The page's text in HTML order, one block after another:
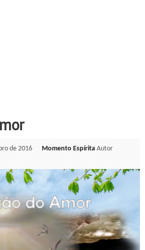
de 2016 Momento Espírita Autor